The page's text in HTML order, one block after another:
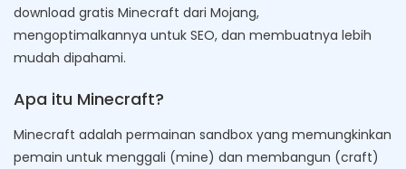
download gratis Minecraft dari Mojang,
mengoptimalkannya untuk SEO, dan membuatnya lebih
mudah dipahami.
Apa itu Minecraft?
Minecraft adalah permainan sandbox yang memungkinkan
pemain untuk menggali (mine) dan membangun (craft)